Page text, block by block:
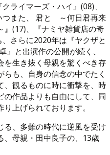
ライマーズ・ハイ』(08)、
つまた、 君と ～何日君再来
』(17)、『ナミヤ雑貨店の奇
さらに2020年は『ヤクザと
と出演作の公開が続く、
を生き抜く母親を驚くべき存
も、自身の信念の中でたく
、観るものに時に衝撃を、時
の作品よりも自由にして、同
上げられております。
、多難の時代に逆風を受け
、母親・田中良子の、13歳